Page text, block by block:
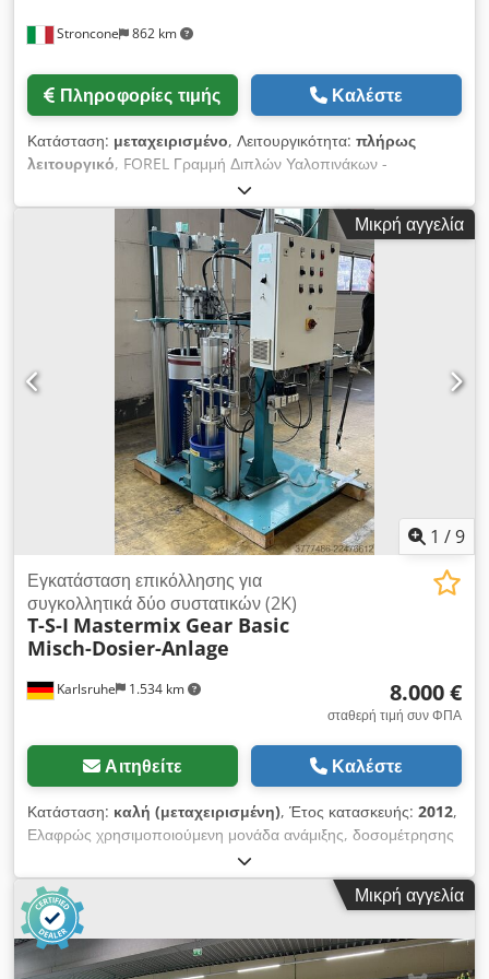
Stroncone 862 km
Πληροφορίες τιμής Καλέστε
Κατάσταση: μεταχειρισμένο, Λειτουργικότητα: πλήρως
λειτουργικό, FOREL Γραμμή Διπλών Υαλοπινάκων -
Πλυντήριο (6 βούρτσες Low-E) FOREL VW2500 (2009) Dsdjy If
Ayopfx Agtock Μέγιστο ύψος: 2500 mm Ελάχιστες διαστάσεις:
310x160 mm Πάχος: 3-40 mm - Σαρωτής LISEC (2014) -
Πρέσα αερίου FOREL APG 250 (2009) Μέγιστες διαστάσεις:
2500x4500 mm Ελάχιστες διαστάσεις: 190x320 mm Μέγιστη
χειροκίνητη άνοιξη: 69 mm Κατεύθυνση εργασίας: Δεξιά προς
Μικρή αγγελία
1 /9
Karlsruhe 1.534 km
Εγκατάσταση επικόλλησης για
συγκολλητικά δύο συστατικών (2K)
T-S-I Mastermix Gear Basic
Misch-Dosier-Anlage
8.000 €
σταθερή τιμή συν ΦΠΑ
Αιτηθείτε Καλέστε
Κατάσταση: καλή (μεταχειρισμένη), Έτος κατασκευής: 2012,
Ελαφρώς χρησιμοποιούμενη μονάδα ανάμιξης, δοσομέτρησης
και εφαρμογής κόλλας με οδοντωτή αντλία, σε καλή
κατάσταση: t-s-i mastermix gear basic – Μονάδα ανάμιξης και
δοσομέτρησης για δισυστατικά σιλικονούχα κόλλες –
Δισυστατική μονάδα δοσομέτρησης με οδοντωτή αντλία – Σετ
σωλήνων 2,5 μέτρων, πιστόλι για δισυστατικά υλικά – Σύστημα
ελέγχου Siemens S7-200 – Απενεργοποίηση σε περίπτωση
Μικρή αγγελία